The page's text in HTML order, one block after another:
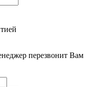
перезвонит Вам